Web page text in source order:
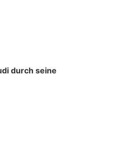
durch seine